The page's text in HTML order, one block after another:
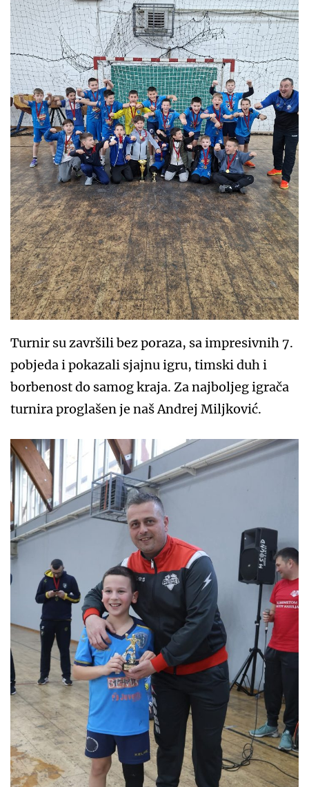
Turnir su završili bez poraza, sa impresivnih 7.
pobjeda i pokazali sjajnu igru, timski duh i
borbenost do samog kraja. Za najboljeg igrača
turnira proglašen je naš Andrej Miljković.